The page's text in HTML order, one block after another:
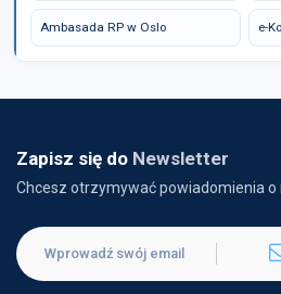
Ambasada RP w Oslo e-
Zapisz się do Newsletter
Chcesz otrzymywać powiadomienia o